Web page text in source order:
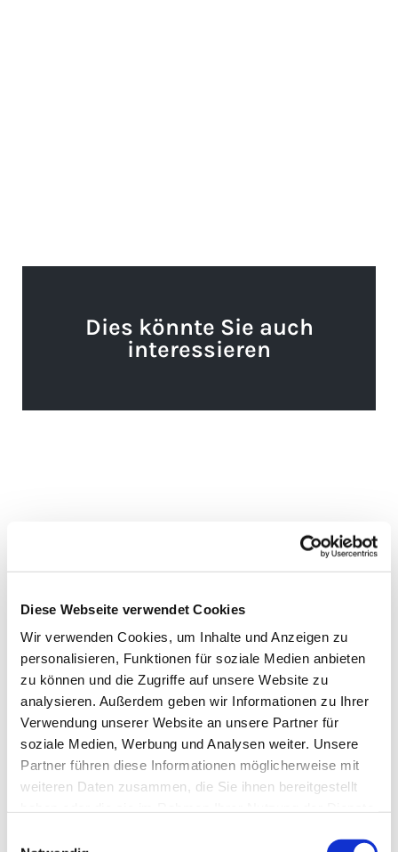
Diese Webseite verwendet Cookies
Wir verwenden Cookies, um Inhalte und Anzeigen zu
personalisieren, Funktionen für soziale Medien anbieten
zu können und die Zugriffe auf unsere Website zu
analysieren. Außerdem geben wir Informationen zu Ihrer
Verwendung unserer Website an unsere Partner für
soziale Medien, Werbung und Analysen weiter. Unsere
Partner führen diese Informationen möglicherweise mit
weiteren Daten zusammen, die Sie ihnen bereitgestellt
Dies könnte Sie auch
interessieren